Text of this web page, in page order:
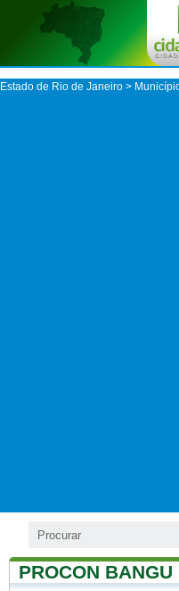
Estado de Rio de Janeiro >
PROCON BANGU